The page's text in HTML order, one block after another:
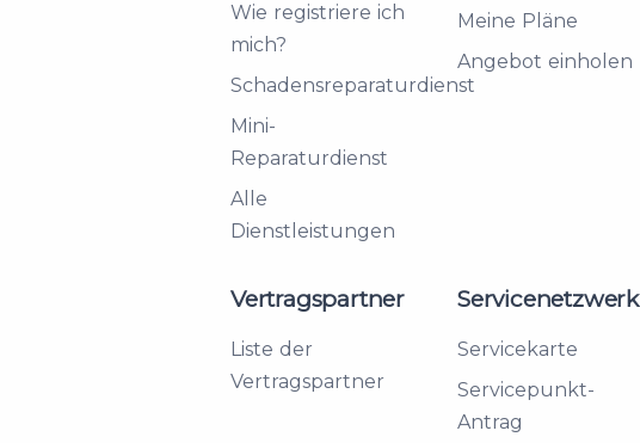
Wie registriere ich
mich?
Schadensreparaturdienst
Mini-
Reparaturdienst
Alle
Dienstleistungen
Meine Pläne
Angebot einholen
Vertragspartner
Liste der
Vertragspartner
Servicenetzwerk
Servicekarte
Servicepunkt-
Antrag